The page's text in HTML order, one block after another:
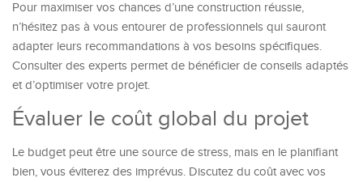
Pour maximiser vos chances d’une construction réussie,
n’hésitez pas à vous entourer de professionnels qui sauront
adapter leurs recommandations à vos besoins spécifiques.
Consulter des experts permet de bénéficier de conseils adaptés
et d’optimiser votre projet.
Évaluer le coût global du projet
Le budget peut être une source de stress, mais en le planifiant
bien, vous éviterez des imprévus. Discutez du coût avec vos